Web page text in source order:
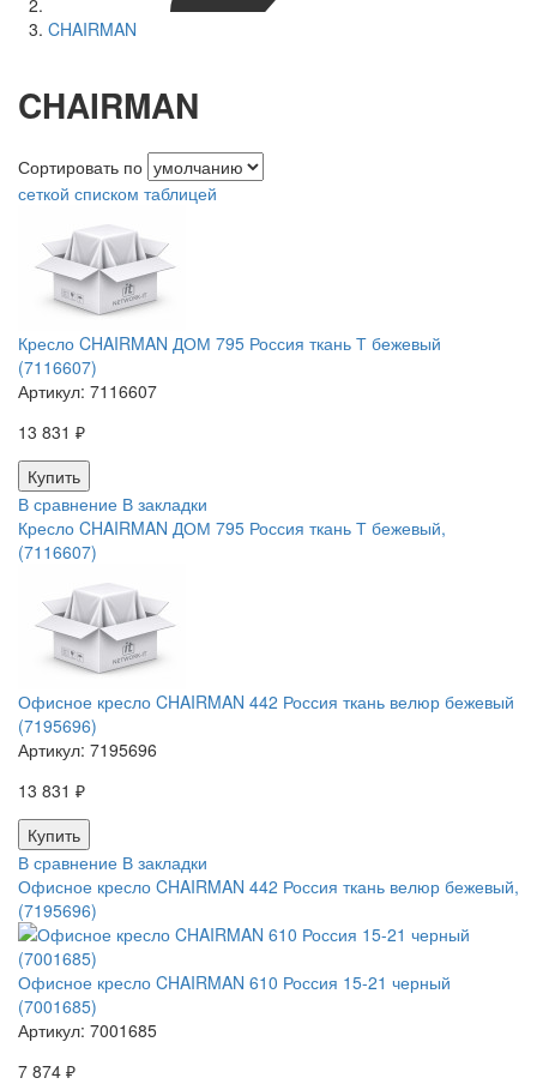
CHAIRMAN
CHAIRMAN
Сортировать по
сеткой списком таблицей
Кресло CHAIRMAN ДОМ 795 Россия ткань Т бежевый
(7116607)
Артикул: 7116607
13 831 ₽
В сравнение В закладки
Кресло CHAIRMAN ДОМ 795 Россия ткань Т бежевый,
(7116607)
Офисное кресло CHAIRMAN 442 Россия ткань велюр бежевый
(7195696)
Артикул: 7195696
13 831 ₽
В сравнение В закладки
Офисное кресло CHAIRMAN 442 Россия ткань велюр бежевый,
(7195696)
Офисное кресло CHAIRMAN 610 Россия 15-21 черный
(7001685)
Артикул: 7001685
7 874 ₽